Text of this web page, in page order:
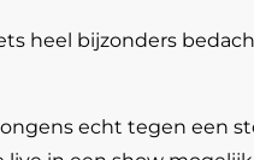
heel bijzonders
echt tegen een